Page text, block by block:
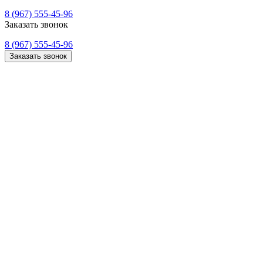
8 (967) 555-45-96
Заказать звонок
8 (967) 555-45-96
Заказать звонок